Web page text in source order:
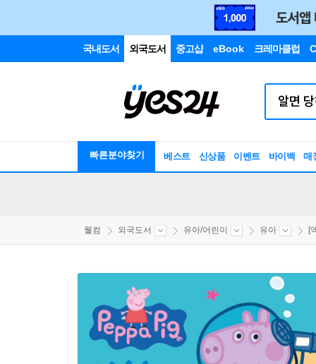
국내도서 외국도서 중고샵 eBook 크레마클럽
빠른분야찾기 베스트 신상품 이벤트 바이백 매
웰컴 외국도서 유아/어린이 유아 [